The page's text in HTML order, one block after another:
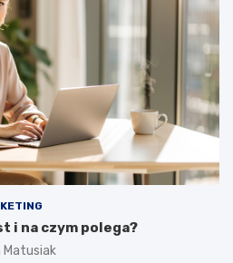
i na czym polega?
Matusiak